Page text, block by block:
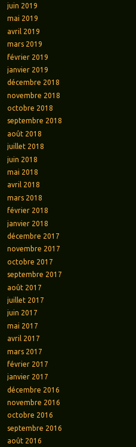
juin 2019
mai 2019
avril 2019
mars 2019
février 2019
janvier 2019
décembre 2018
novembre 2018
octobre 2018
septembre 2018
août 2018
juillet 2018
juin 2018
mai 2018
avril 2018
mars 2018
février 2018
janvier 2018
décembre 2017
novembre 2017
octobre 2017
septembre 2017
août 2017
juillet 2017
juin 2017
mai 2017
avril 2017
mars 2017
février 2017
janvier 2017
décembre 2016
novembre 2016
octobre 2016
septembre 2016
août 2016